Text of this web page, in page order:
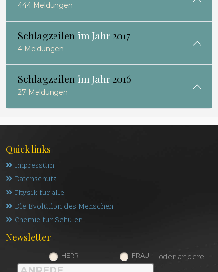
444 Meldungen
Schlagzeilen im Jahr 2017
4 Meldungen
Schlagzeilen im Jahr 2016
27 Meldungen
Quick links
Impressum
Datenschutz
Physik für alle
Die Evolution des Menschen
Chemie für Schüler
Newsletter
HERR FRAU oder andere